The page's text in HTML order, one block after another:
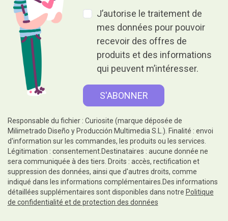
J’autorise le traitement de
mes données pour pouvoir
recevoir des offres de
produits et des informations
qui peuvent m’intéresser.
Responsable du fichier : Curiosite (marque déposée de
Milimetrado Diseño y Producción Multimedia S.L.). Finalité : envoi
d'information sur les commandes, les produits ou les services.
Légitimation : consentement.Destinataires : aucune donnée ne
sera communiquée à des tiers. Droits : accès, rectification et
suppression des données, ainsi que d'autres droits, comme
indiqué dans les informations complémentaires.Des informations
détaillées supplémentaires sont disponibles dans notre Politique
de confidentialité et de protection des données